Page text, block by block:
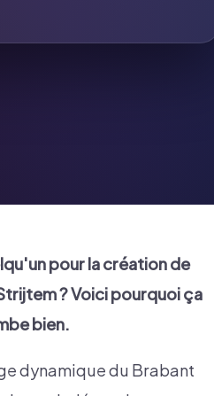
pour la création de
? Voici pourquoi ça
bien.
dynamique du Brabant